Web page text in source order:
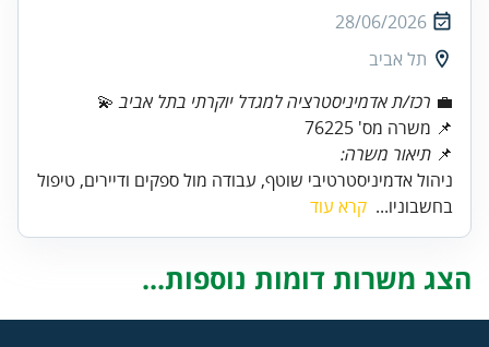
28/06/2026
תל אביב
💼 רכז/ת אדמיניסטרציה למגדל יוקרתי בתל אביב
📌 משרה מס' 76225
📌 תיאור משרה:
ניהול אדמיניסטרטיבי שוטף, עבודה מול ספקים ודיירים, טיפול
בחשבוניו... קרא עוד
הצג משרות דומות נוספות...